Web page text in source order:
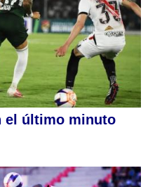
el último minuto